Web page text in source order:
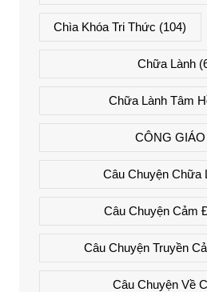
Chìa Khóa Tri Thức (104)
Chữa Lành
Chữa Lành Tâm
CÔNG GIÁO
Câu Chuyện Chữa
Câu Chuyện Cảm
Câu Chuyện Truyền
Câu Chuyện Về